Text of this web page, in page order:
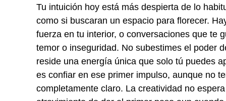
Tu intuición hoy está más despierta de lo
como si buscaran un espacio para florecer.
fuerza en tu interior, o conversaciones que te
temor o inseguridad. No subestimes el poder
reside una energía única que solo tú puedes
es confiar en ese primer impulso, aunque no
completamente claro. La creatividad no